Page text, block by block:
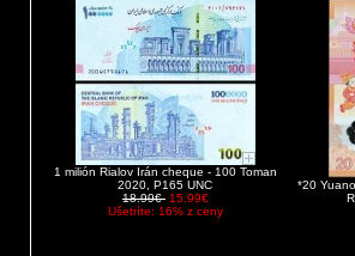
1 milión Rialov Irán cheque - 100 Toman
2020, P165 UNC
18.99€ 15.99€
Ušetríte: 16% z ceny
*20